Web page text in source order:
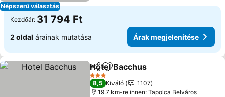
Népszerű választás
Kezdőár: 31 794 Ft
2 oldal árainak mutatása Árak megjelenítése
Megosztás
Hozzáadás a kedvencekhez
Hotel Bacchus
3 Kategória
8,5 Kiváló
1107
19.7 km-re innen: Tapolca Belváros